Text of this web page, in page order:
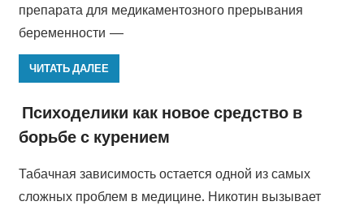
препарата для медикаментозного прерывания
беременности —
ЧИТАТЬ ДАЛЕЕ
Психоделики как новое средство в
борьбе с курением
Табачная зависимость остается одной из самых
сложных проблем в медицине. Никотин вызывает